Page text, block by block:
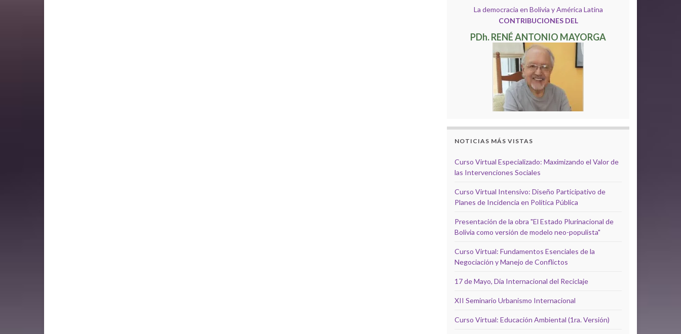
La democracia en Bolivia y América Latina
CONTRIBUCIONES DEL
PDh. RENÉ ANTONIO MAYORGA
NOTICIAS MÁS VISTAS
Curso Virtual Especializado: Maximizando el Valor de
las Intervenciones Sociales
Curso Virtual Intensivo: Diseño Participativo de
Planes de Incidencia en Política Pública
Presentación de la obra "El Estado Plurinacional de
Bolivia como versión de modelo neo-populista"
Curso Virtual: Fundamentos Esenciales de la
Negociación y Manejo de Conflictos
17 de Mayo, Día Internacional del Reciclaje
XII Seminario Urbanismo Internacional
Curso Virtual: Educación Ambiental (1ra. Versión)